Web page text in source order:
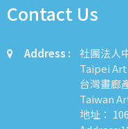
Contact Us
Address :
社團法人
Taipei
台灣畫廊
Taiwan
地址：